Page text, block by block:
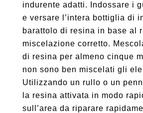
indurente adatti. Indossare i
e versare l’intera bottiglia di
barattolo di resina in base al
miscelazione corretto.
di resina per almeno cinque
non sono ben miscelati gli
Utilizzando un rullo o un
la resina attivata in modo
sull’area da riparare